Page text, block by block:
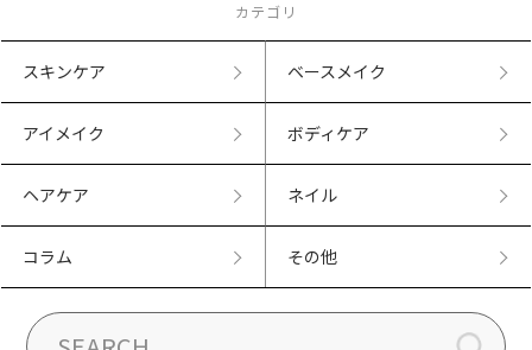
カテゴリ
スキンケア ベースメイク
アイメイク ボディケア
ヘアケア ネイル
コラム その他